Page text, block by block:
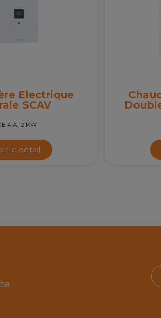
Electrique
SCAV
4 À 12 KW
le détail